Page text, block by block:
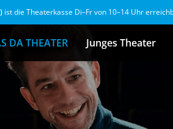
ist die Theaterkasse Di–Fr von 10–14 Uhr
DA THEATER Junges Theater